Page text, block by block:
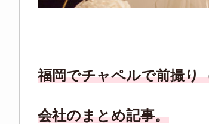
福岡でチャペルで前撮り
会社のまとめ記事。